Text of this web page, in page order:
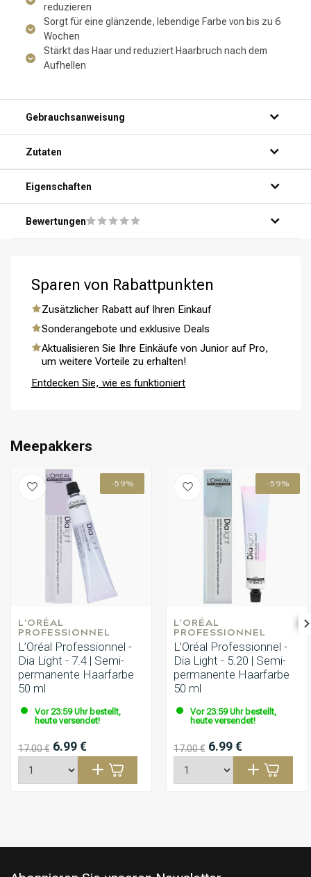
reduzieren
Sorgt für eine glänzende, lebendige Farbe von bis zu 6
Wochen
Stärkt das Haar und reduziert Haarbruch nach dem
Aufhellen
Gebrauchsanweisung
Zutaten
Eigenschaften
Bewertungen
Sparen von Rabattpunkten
Zusätzlicher Rabatt auf Ihren Einkauf
Sonderangebote und exklusive Deals
Aktualisieren Sie Ihre Einkäufe von Junior auf Pro,
um weitere Vorteile zu erhalten!
Entdecken Sie, wie es funktioniert
Meepakkers
-59%
L'ORÉAL
PROFESSIONNEL
L’Oréal Professionnel -
Dia Light - 7.4 | Semi-
permanente Haarfarbe
50 ml
Vor 23:59 Uhr bestellt,
heute versendet!
17.00 € 6.99 €
-59%
L'ORÉAL
PROFESSIONNEL
L’Oréal Professionnel -
Dia Light - 5.20 | Semi-
permanente Haarfarbe
50 ml
Vor 23:59 Uhr bestellt,
heute versendet!
17.00 € 6.99 €